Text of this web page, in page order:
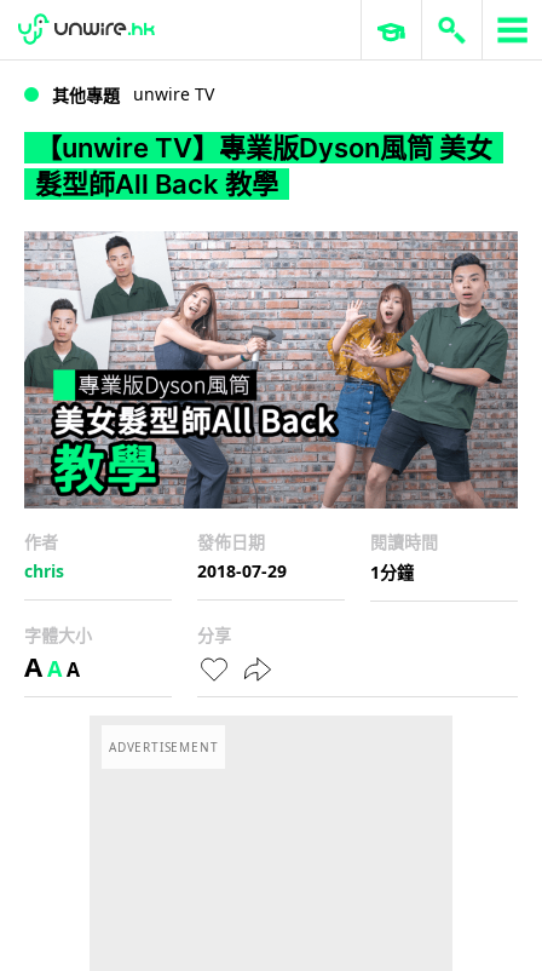
WWDC 2026 ERP 與商業 AI
其他專題 unwire TV
【unwire TV】專業版Dyson風筒 美女
髮型師All Back 教學
作者
chris
發佈日期
2018-07-29
閱讀時間
1分鐘
字體大小
AAA
分享
ADVERTISEMENT